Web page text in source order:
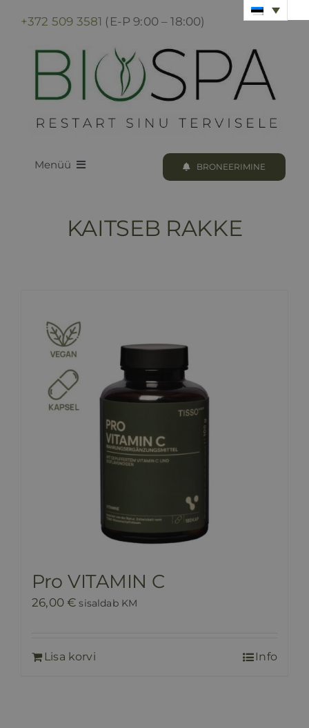
content
+372 509 3581 (E-P 9:00 – 18:00)
Menüü
HINNAKIRI
BLOGI
BRONEERIMINE
KAITSEB RAKKE
Pro VITAMIN C
26,00€ sisaldab KM
Lisa korvi Info